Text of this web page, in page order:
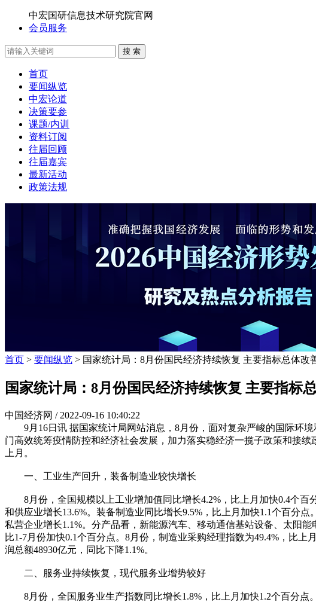
中宏国研信息技术研究院官网
会员服务
搜 索
首页
要闻纵览
中宏论道
决策要参
课题/内训
资料订阅
往届回顾
往届嘉宾
最新活动
政策法规
首页 > 要闻纵览 > 国家统计局：8月份国民经济持续恢复 主要指标总体改
国家统计局：8月份国民经济持续恢复 主要指标
中国经济网 / 2022-09-16 10:40:22
9月16日讯 据国家统计局网站消息，8月份，面对复杂严峻的国际环境
门高效统筹疫情防控和经济社会发展，加力落实稳经济一揽子政策和接
上月。
一、工业生产回升，装备制造业较快增长
8月份，全国规模以上工业增加值同比增长4.2%，比上月加快0.4个百
和供应业增长13.6%。装备制造业同比增长9.5%，比上月加快1.1个百分
私营企业增长1.1%。分产品看，新能源汽车、移动通信基站设备、太阳能
比1-7月份加快0.1个百分点。8月份，制造业采购经理指数为49.4%，比上
润总额48930亿元，同比下降1.1%。
二、服务业持续恢复，现代服务业增势较好
8月份，全国服务业生产指数同比增长1.8%，比上月加快1.2个百分点